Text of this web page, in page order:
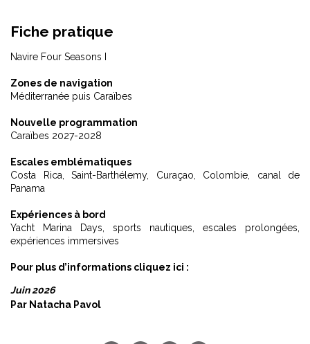
Fiche pratique
Navire Four Seasons I
Zones de navigation
Méditerranée puis Caraïbes
Nouvelle programmation
Caraïbes 2027-2028
Escales emblématiques
Costa Rica, Saint-Barthélemy, Curaçao, Colombie, canal de
Panama
Expériences à bord
Yacht Marina Days, sports nautiques, escales prolongées,
expériences immersives
Pour plus d’informations cliquez ici :
Juin 2026
Par Natacha Pavol